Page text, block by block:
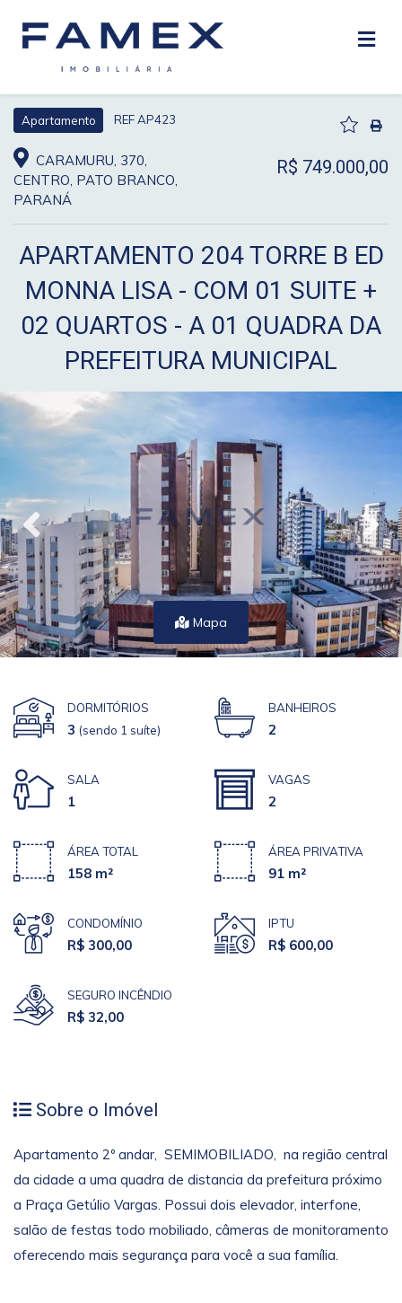
Apartamento REF AP423
CARAMURU, 370,
CENTRO, PATO BRANCO,
PARANÁ
R$ 749.000,00
APARTAMENTO 204 TORRE B ED
MONNA LISA - COM 01 SUITE +
02 QUARTOS - A 01 QUADRA DA
PREFEITURA MUNICIPAL
Mapa
DORMITÓRIOS
3 (sendo 1 suíte)
BANHEIROS
2
SALA
1
VAGAS
2
ÁREA TOTAL
158 m²
ÁREA PRIVATIVA
91 m²
CONDOMÍNIO
R$ 300,00
IPTU
R$ 600,00
SEGURO INCÊNDIO
R$ 32,00
Sobre o Imóvel
Apartamento 2º andar, SEMIMOBILIADO, na região central
da cidade a uma quadra de distancia da prefeitura próximo
a Praça Getúlio Vargas. Possui dois elevador, interfone,
salão de festas todo mobiliado, câmeras de monitoramento
oferecendo mais segurança para você a sua família.